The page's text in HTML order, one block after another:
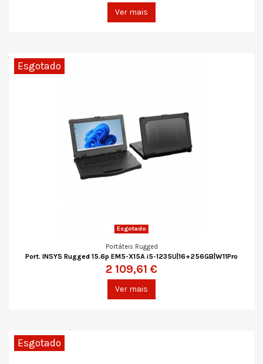
Ver mais
Esgotado
Esgotado
Portáteis Rugged
Port. INSYS Rugged 15.6p EM5-X15A i5-1235U|16+256GB|W11Pro
2 109,61 €
Ver mais
Esgotado